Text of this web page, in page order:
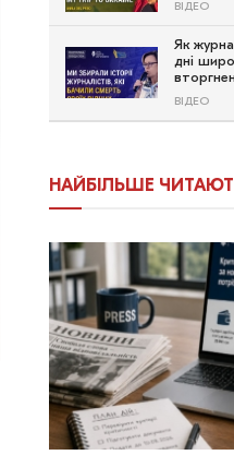
ВІДЕО
Як
дні
ВІДЕО
НАЙБІЛЬШЕ